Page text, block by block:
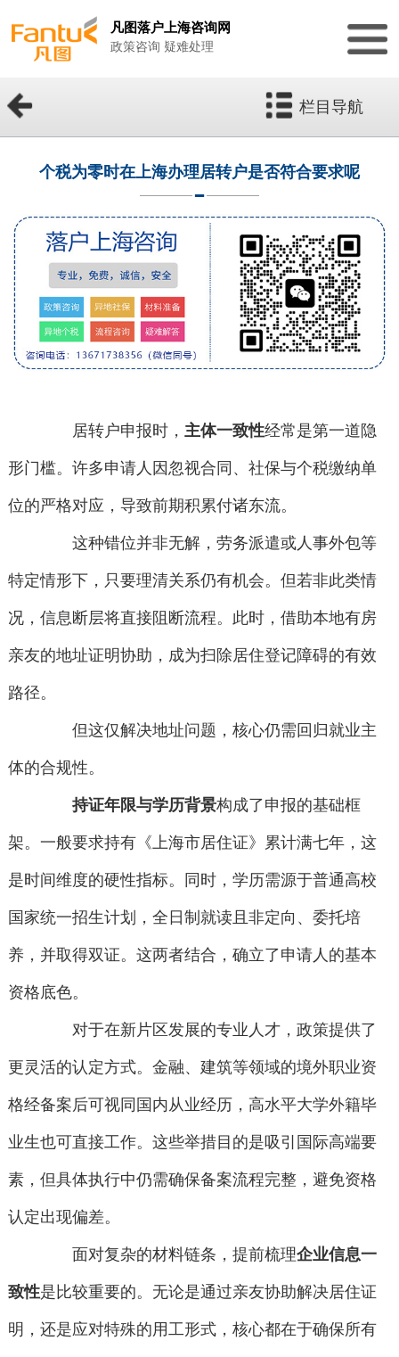
凡图落户上海咨询网
政策咨询 疑难处理
栏目导航
个税为零时在上海办理居转户是否符合要求呢
居转户申报时，主体一致性经常是第一道隐
形门槛。许多申请人因忽视合同、社保与个税缴纳单
位的严格对应，导致前期积累付诸东流。
这种错位并非无解，劳务派遣或人事外包等
特定情形下，只要理清关系仍有机会。但若非此类情
况，信息断层将直接阻断流程。此时，借助本地有房
亲友的地址证明协助，成为扫除居住登记障碍的有效
路径。
但这仅解决地址问题，核心仍需回归就业主
体的合规性。
持证年限与学历背景构成了申报的基础框
架。一般要求持有《上海市居住证》累计满七年，这
是时间维度的硬性指标。同时，学历需源于普通高校
国家统一招生计划，全日制就读且非定向、委托培
养，并取得双证。这两者结合，确立了申请人的基本
资格底色。
对于在新片区发展的专业人才，政策提供了
更灵活的认定方式。金融、建筑等领域的境外职业资
格经备案后可视同国内从业经历，高水平大学外籍毕
业生也可直接工作。这些举措目的是吸引国际高端要
素，但具体执行中仍需确保备案流程完整，避免资格
认定出现偏差。
面对复杂的材料链条，提前梳理企业信息一
致性是比较重要的。无论是通过亲友协助解决居住证
明，还是应对特殊的用工形式，核心都在于确保所有